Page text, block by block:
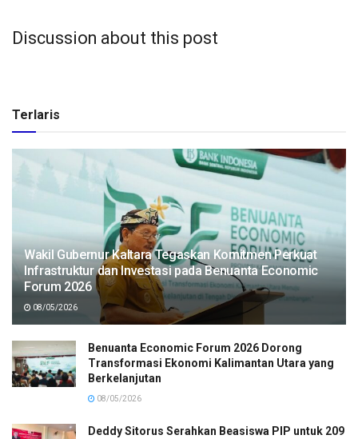
Discussion about this post
Terlaris
Wakil Gubernur Kaltara Tegaskan Komitmen Perkuat
Infrastruktur dan Investasi pada Benuanta Economic
Forum 2026
08/05/2026
Benuanta Economic Forum 2026 Dorong
Transformasi Ekonomi Kalimantan Utara yang
Berkelanjutan
08/05/2026
Deddy Sitorus Serahkan Beasiswa PIP untuk 209